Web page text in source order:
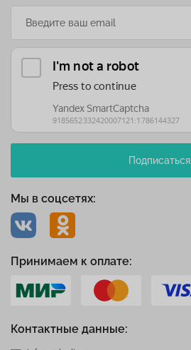
Контактные данные:
Мы в соцсетях:
Подписаться
Принимаем к оплате: